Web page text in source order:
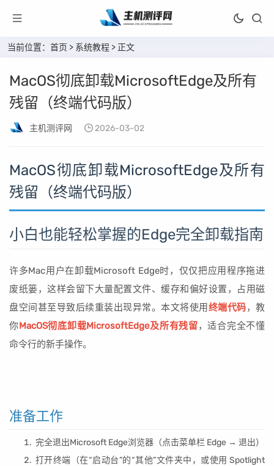
当前位置： 首页 > 系统教程 > 正文
MacOS彻底卸载MicrosoftEdge及所有
残留（终端代码版）
主机测评网 2026-03-02
MacOS彻底卸载MicrosoftEdge及所有
残留（终端代码版）
小白也能轻松掌握的Edge完全卸载指南
许多Mac用户在卸载Microsoft Edge时，仅仅把应用程序拖进
废纸篓，这样会留下大量配置文件、缓存和偏好设置，占用磁
盘空间甚至导致后续重装出现异常。本文将使用终端代码，教
你MacOS彻底卸载MicrosoftEdge及所有残留，适合完全不懂
命令行的新手操作。
准备工作
完全退出Microsoft Edge浏览器（点击菜单栏 Edge → 退出）
打开终端（在“启动台”的“其他”文件夹中，或使用 Spotlight